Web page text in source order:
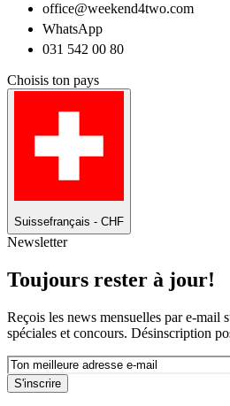
office@weekend4two.com
WhatsApp
031 542 00 80
Choisis ton pays
Suissefrançais - CHF
Newsletter
Toujours rester à jour!
Reçois les news mensuelles par e-mail
spéciales et concours. Désinscription
S'inscrire